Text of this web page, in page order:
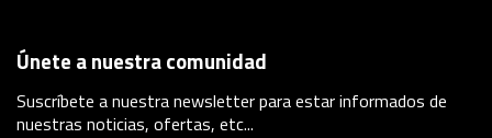
Únete a nuestra comunidad
Suscríbete a nuestra newsletter para estar informados de
nuestras noticias, ofertas, etc...